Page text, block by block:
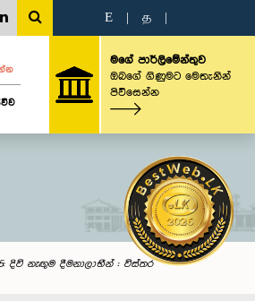
E த
මගේ පාර්ලිමේන්තුව
ඔබගේ ගිණුමට මෙතැනින්
පිවිසෙන්න
දිවි නැඟුම දීමනාලාභීන් : විස්තර